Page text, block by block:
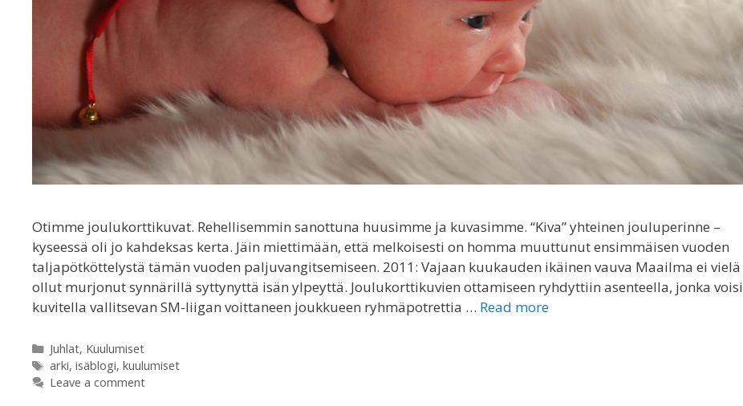
Otimme joulukorttikuvat. Rehellisemmin sanottuna huusimme ja kuvasimme. “Kiva” yhteinen jouluperinne –
kyseessä oli jo kahdeksas kerta. Jäin miettimään, että melkoisesti on homma muuttunut ensimmäisen vuoden
taljapötköttelystä tämän vuoden paljuvangitsemiseen. 2011: Vajaan kuukauden ikäinen vauva Maailma ei vielä
ollut murjonut synnärillä syttynyttä isän ylpeyttä. Joulukorttikuvien ottamiseen ryhdyttiin asenteella, jonka voisi
kuvitella vallitsevan SM-liigan voittaneen joukkueen ryhmäpotrettia … Read more
Categories
Juhlat, Kuulumiset
Tags
arki, isäblogi, kuulumiset
Leave a comment